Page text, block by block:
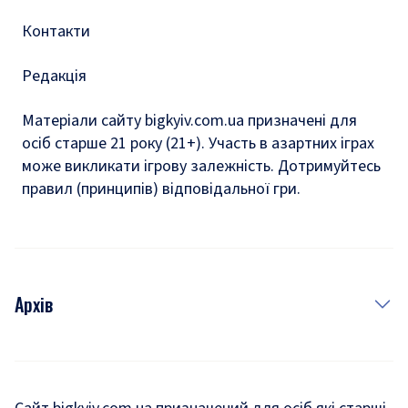
Контакти
Редакція
Матеріали сайту bigkyiv.com.ua призначені для
осіб старше 21 року (21+). Участь в азартних іграх
може викликати ігрову залежність. Дотримуйтесь
правил (принципів) відповідальної гри.
Архів